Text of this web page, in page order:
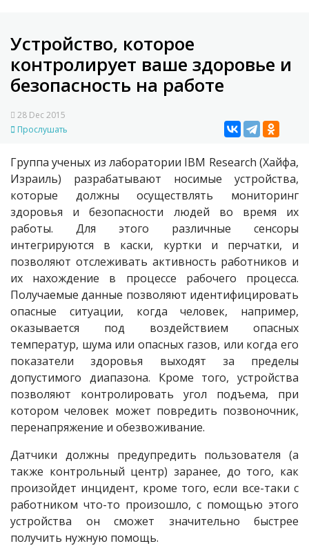
Устройство, которое
контролирует ваше здоровье и
безопасность на работе
28 Dec 2015
Прослушать
Группа ученых из лаборатории IBM Research (Хайфа,
Израиль) разрабатывают носимые устройства,
которые должны осуществлять мониторинг
здоровья и безопасности людей во время их
работы. Для этого различные сенсоры
интегрируются в каски, куртки и перчатки, и
позволяют отслеживать активность работников и
их нахождение в процессе рабочего процесса.
Получаемые данные позволяют идентифицировать
опасные ситуации, когда человек, например,
оказывается под воздействием опасных
температур, шума или опасных газов, или когда его
показатели здоровья выходят за пределы
допустимого диапазона. Кроме того, устройства
позволяют контролировать угол подъема, при
котором человек может повредить позвоночник,
перенапряжение и обезвоживание.
Датчики должны предупредить пользователя (а
также контрольный центр) заранее, до того, как
произойдет инцидент, кроме того, если все-таки с
работником что-то произошло, с помощью этого
устройства он сможет значительно быстрее
получить нужную помощь.